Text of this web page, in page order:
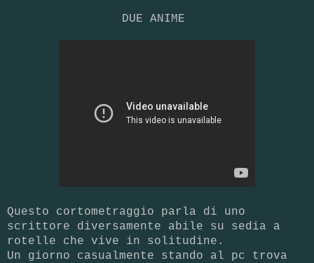
DUE ANIME
Questo cortometraggio parla di uno
scrittore diversamente abile su sedia a
rotelle che vive in solitudine.
Un giorno casualmente stando al pc trova